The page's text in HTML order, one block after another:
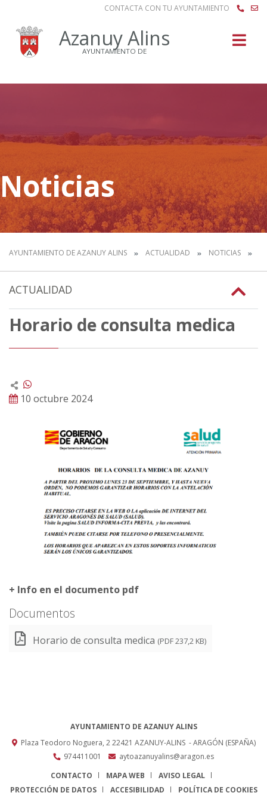
CONTACTA CON TU AYUNTAMIENTO
Azanuy Alins
AYUNTAMIENTO DE
Noticias
AYUNTAMIENTO DE AZANUY ALINS ACTUALIDAD NOTICIAS
ACTUALIDAD
Horario de consulta medica
10 octubre 2024
+ Info en el documento pdf
Documentos
Horario de consulta medica (PDF 237,2 KB)
AYUNTAMIENTO DE AZANUY ALINS
Plaza Teodoro Noguera, 222421 AZANUY-ALINS - ARAGÓN (ESPAÑA)
974411001
aytoazanuyalins@aragon.es
CONTACTO
MAPA WEB
AVISO LEGAL
PROTECCIÓN DE DATOS
ACCESIBILIDAD POLÍTICA DE COOKIES